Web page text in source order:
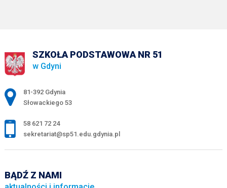
SZKOŁA PODSTAWOWA NR 51
w Gdyni
Adres pocztowy:
81-392 Gdynia
Słowackiego 53
58 621 72 24
sekretariat@sp51.edu.gdynia.pl
BĄDŹ Z NAMI